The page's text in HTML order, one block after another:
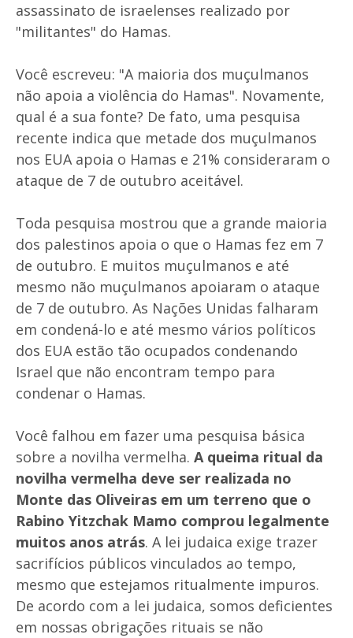
assassinato de israelenses realizado por
"militantes" do Hamas.
Você escreveu: "A maioria dos muçulmanos
não apoia a violência do Hamas". Novamente,
qual é a sua fonte? De fato, uma pesquisa
recente indica que metade dos muçulmanos
nos EUA apoia o Hamas e 21% consideraram o
ataque de 7 de outubro aceitável.
Toda pesquisa mostrou que a grande maioria
dos palestinos apoia o que o Hamas fez em 7
de outubro. E muitos muçulmanos e até
mesmo não muçulmanos apoiaram o ataque
de 7 de outubro. As Nações Unidas falharam
em condená-lo e até mesmo vários políticos
dos EUA estão tão ocupados condenando
Israel que não encontram tempo para
condenar o Hamas.
Você falhou em fazer uma pesquisa básica
sobre a novilha vermelha. A queima ritual da
novilha vermelha deve ser realizada no
Monte das Oliveiras em um terreno que o
Rabino Yitzchak Mamo comprou legalmente
muitos anos atrás. A lei judaica exige trazer
sacrifícios públicos vinculados ao tempo,
mesmo que estejamos ritualmente impuros.
De acordo com a lei judaica, somos deficientes
em nossas obrigações rituais se não